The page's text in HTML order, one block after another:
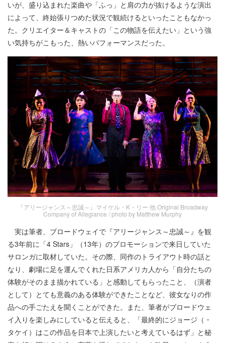
いが、盛り込まれた楽曲や「ふっ」と肩の力が抜けるような演出
によって、終始張りつめた状況で観続けるといったこともなかっ
た。クリエイター＆キャストの「この物語を伝えたい」という強
い気持ちがこもった、熱いパフォーマンスだった。
『アリージャンス～忠誠～』マイケル・K・リー 他 Original Broadway
Company of Allegiance / photo by Matthew Murphy
実は筆者、ブロードウェイで『アリージャンス～忠誠～』を観
る3年前に「4 Stars」（13年）のプロモーションで来日していた
サロンガに取材していた。その際、同作のトライアウト時の話と
なり、劇場に足を運んでくれた日系アメリカ人から「自分たちの
体験がそのまま描かれている」と感動してもらったこと、（演者
として）とても意義のある体験ができたことなど、彼女なりの作
品への手ごたえを聞くことができた。また、筆者がブロードウェ
イ入りを楽しみにしていると伝えると、「最終的にジョージ（・
タケイ）はこの作品を日本で上演したいと考えているはず」と秘